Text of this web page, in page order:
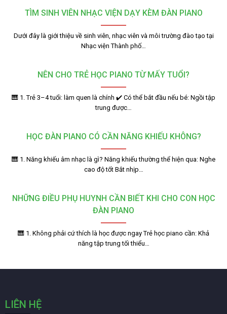
TÌM SINH VIÊN NHẠC VIỆN DẠY KÈM ĐÀN PIANO
Dưới đây là giới thiệu về sinh viên, nhạc viên và môi trường đào tạo tại
Nhạc viện Thành phố…
NÊN CHO TRẺ HỌC PIANO TỪ MẤY TUỔI?
🎹 1. Trẻ 3–4 tuổi: làm quen là chính ✔️ Có thể bắt đầu nếu bé: Ngồi tập
trung được…
HỌC ĐÀN PIANO CÓ CẦN NĂNG KHIẾU KHÔNG?
🎹 1. Năng khiếu âm nhạc là gì? Năng khiếu thường thể hiện qua: Nghe
cao độ tốt Bắt nhịp…
NHỮNG ĐIỀU PHỤ HUYNH CẦN BIẾT KHI CHO CON HỌC
ĐÀN PIANO
🎹 1. Không phải cứ thích là học được ngay Trẻ học piano cần: Khả
năng tập trung tối thiểu…
LIÊN HỆ